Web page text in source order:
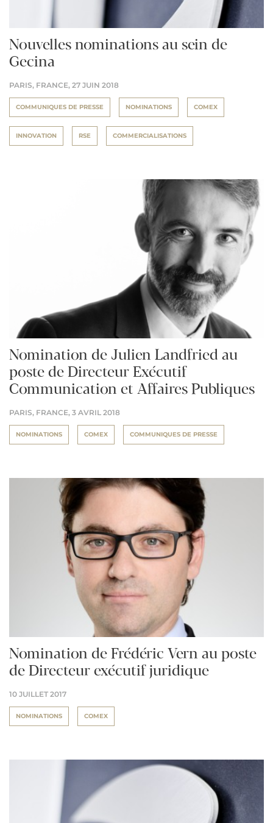
Nouvelles nominations au sein de
Gecina
PARIS, FRANCE, 27 JUIN 2018
COMMUNIQUES DE PRESSE NOMINATIONS COMEX
INNOVATION RSE COMMERCIALISATIONS
Nomination de Julien Landfried au
poste de Directeur Exécutif
Communication et Affaires Publiques
PARIS, FRANCE, 3 AVRIL 2018
NOMINATIONS COMEX COMMUNIQUES DE PRESSE
Nomination de Frédéric Vern au poste
de Directeur exécutif juridique
10 JUILLET 2017
NOMINATIONS COMEX